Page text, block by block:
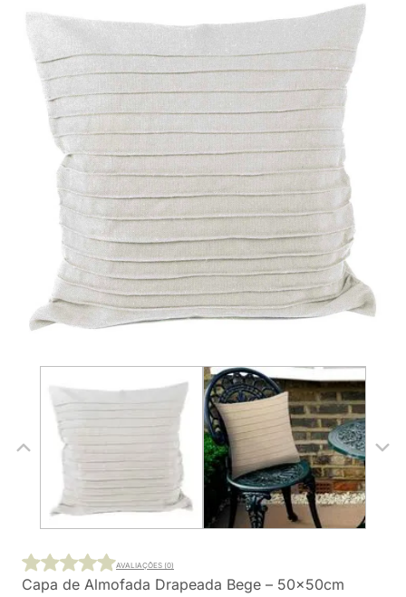
Capa de Almofada Drapeada Bege – 50x50cm
AVALIAÇÕES (0)